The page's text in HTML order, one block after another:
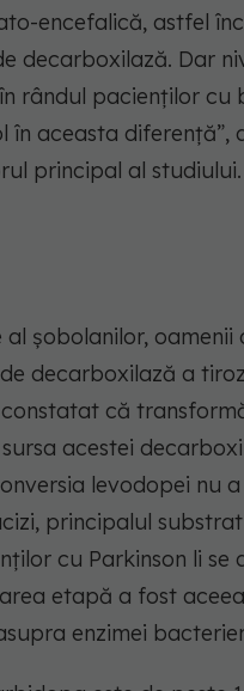
encefalică, astfel
decarboxilază. Dar
rândul pacienților cu
aceasta diferență”,
principal al studiului.
șobolanilor, oamenii
decarboxilază a
că
acestei
levodopei nu
principalul
cu Parkinson li se
etapă a fost
enzimei